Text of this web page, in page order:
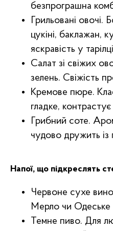
безпрограшна
Грильовані овочі.
цукіні, баклажан,
яскравість у
Салат зі свіжих
зелень. Свіжість
Кремове пюре.
гладке,
Грибний соте.
чудово дружить
Напої, що підкреслять
Червоне сухе
Мерло чи
Темне пиво. Для